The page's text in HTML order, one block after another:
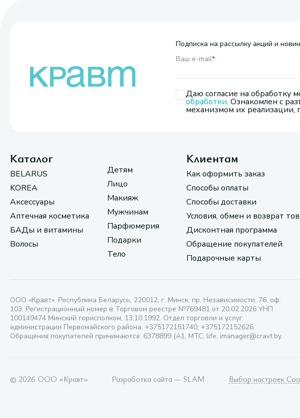
Подписка на рассылку акций и
Ваш e-mail*
Даю согласие на обработку
обработки. Ознакомлен с
механизмом их реализации,
Каталог
BELARUS
KOREA
Аксессуары
Аптечная косметика
БАДы и витамины
Волосы
Детям
Лицо
Макияж
Мужчинам
Парфюмерия
Подарки
Тело
Клиентам
Как оформить заказ
Способы оплаты
Способы доставки
Условия, обмен и возврат
Дисконтная программа
Обращение покупателей
Подарочные карты
ООО «Кравт». Республика Беларусь, 220012, г. Минск, пр. Независимости, 76, оф.
103. Регистрационный номер в Торговом реестре №769481 от 20.02.2026 УНП
100149474 Минский горисполком, 13.10.1992. Отдел торговли и услуг
администрации Первомайского района, +375172151740; +375172152626.
Обращения покупателей принимаются: 6378899 (А1, МТС, life, imanager@cravt.by.
© 2026 ООО «Кравт» Разработка сайта — SLAM Выбор настроек